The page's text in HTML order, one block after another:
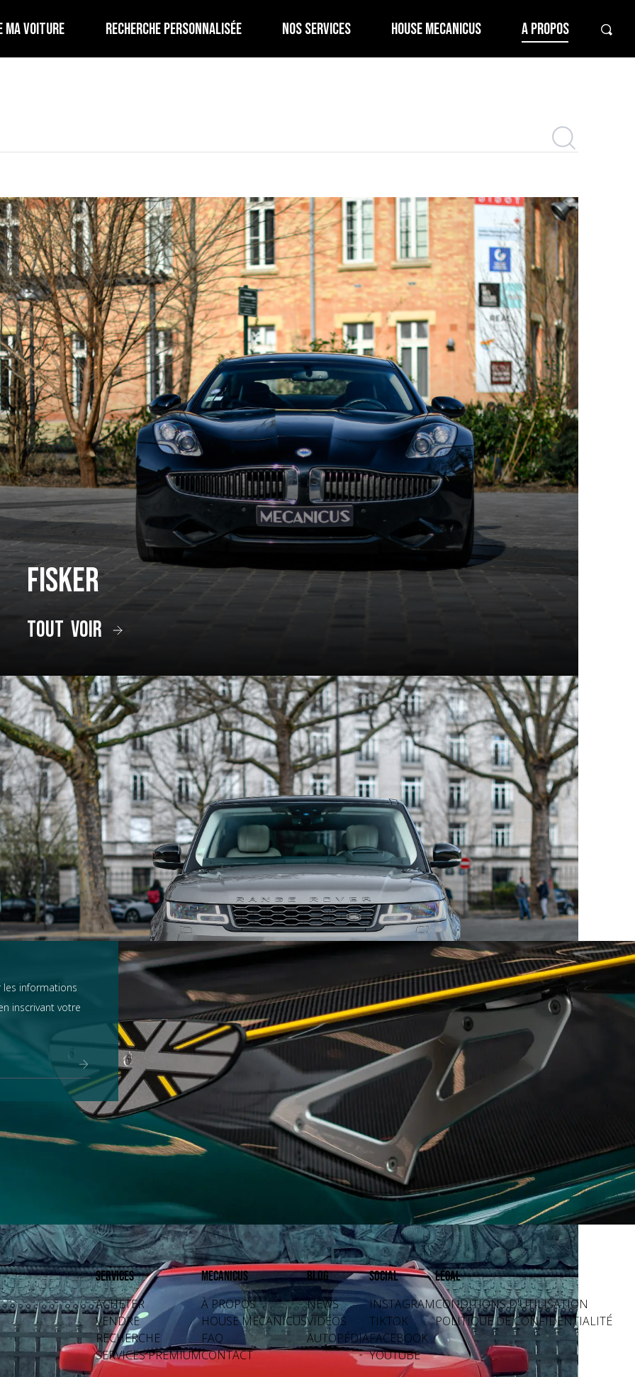
MA VOITURE RECHERCHE PERSONNALISÉE NOS SERVICES HOUSE MECANICUS A PROPOS
Fisker
tout voir
Range Rover
tout voir
voyage à travers les marques et modèles d'exception
certains, c’est un rêve façonné en acier, en cuir, et en amour. Chez Mecanicus, on adore la voiture, on adore aussi son
On a donc décidé de vous bichonner, et de vous concocter une véritable encyclopédie de la voiture : Autopedia.
qui ont marqué l’histoire et créé des véhicules au destin exceptionnel, chacun empreint d’un charme unique et
souvent légendaire.
d’exception qui ont jalonné son histoire. De la Belle Époque aux supercars contemporaines, ces constructeurs ont
créant des modèles emblématiques qui font rêver les amateurs comme les collectionneurs. Au sein des articles
grandes marques et modèles d'exception, pour un voyage entre innovation, performance et héritage automobile.
En voiture, bouclez vos ceintures, c’est parti !
informations
inscrivant votre
Services
ACHETER
VENDRE
RECHERCHE
SERVICES PREMIUM
Mecanicus
À PROPOS
HOUSE MECANICUS
FAQ
CONTACT
Blog
NEWS
VIDÉOS
AUTOPÉDIA
Social
INSTAGRAM
TIKTOK
FACEBOOK
YOUTUBE
Légal
CONDITIONS D'UTILISATION
POLITIQUE DE CONFIDENTIALITÉ